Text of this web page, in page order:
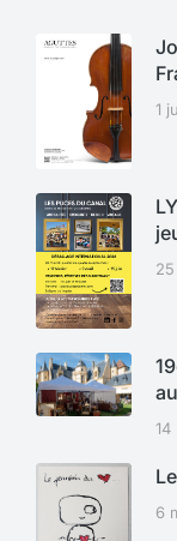
1
14
6